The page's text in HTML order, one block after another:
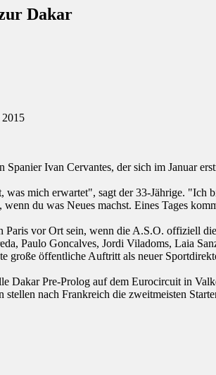
Dakar
Ivan Cervantes, der sich im Januar
mich erwartet", sagt der 33-Jährige. "Ich
du was Neues machst. Eines Tages
Paris vor Ort sein, wenn die A.S.O. offiziell
Paulo Goncalves, Jordi Viladoms, Laia
große öffentliche Auftritt als neuer
Dakar Pre-Prolog auf dem Eurocircuit in
stellen nach Frankreich die zweitmeisten